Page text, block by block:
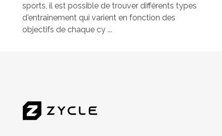
sports, il est possible de trouver différents types
d'entraînement qui varient en fonction des
objectifs de chaque cy ...